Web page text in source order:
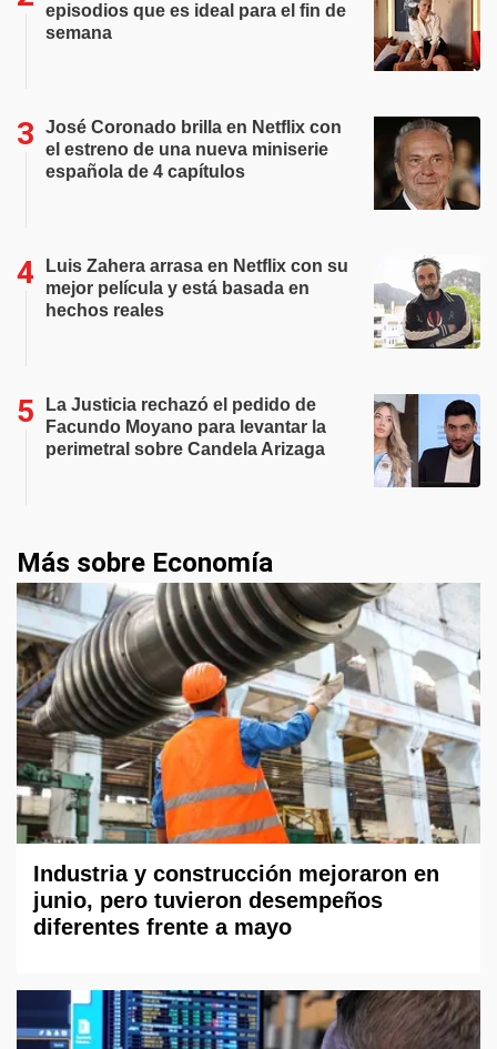
episodios que es ideal para el fin de
semana
José Coronado brilla en Netflix con
el estreno de una nueva miniserie
española de 4 capítulos
Luis Zahera arrasa en Netflix con su
mejor película y está basada en
hechos reales
La Justicia rechazó el pedido de
Facundo Moyano para levantar la
perimetral sobre Candela Arizaga
Más sobre Economía
Industria y construcción mejoraron en
junio, pero tuvieron desempeños
diferentes frente a mayo